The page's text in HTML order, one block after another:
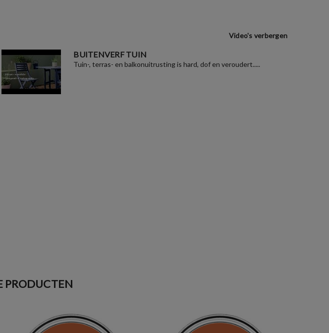
Video's verbergen
BUITENVERF TUIN
Tuin-, terras- en balkonuitrusting is hard, dof en veroudert.....
PRODUCTEN